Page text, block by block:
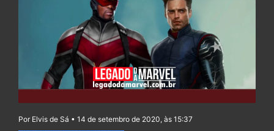
Por Elvis de Sá • 14 de setembro de 2020, às 15:37